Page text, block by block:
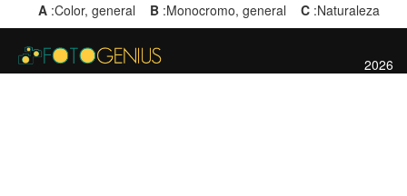
A :Color, general B :Monocromo, general C :Naturaleza
2026